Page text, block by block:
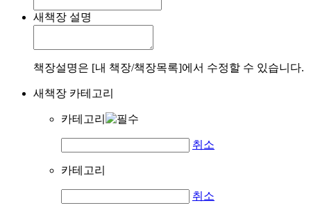
새책장 설명
책장설명은 [내 책장/책장목록]에서 수정할 수 있습니다.
새책장 카테고리
카테고리
취소
카테고리
취소